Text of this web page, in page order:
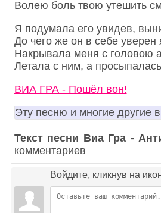
Волею боль твою утешить
Я подумала его увидев,
До чего же он в себе
Накрывала меня с головою
Летала с ним, а
ВИА ГРА - Пошёл вон!
Эту песню и многие другие
Текст песни Виа Гра -
комментариев
Войдите, кликнув на